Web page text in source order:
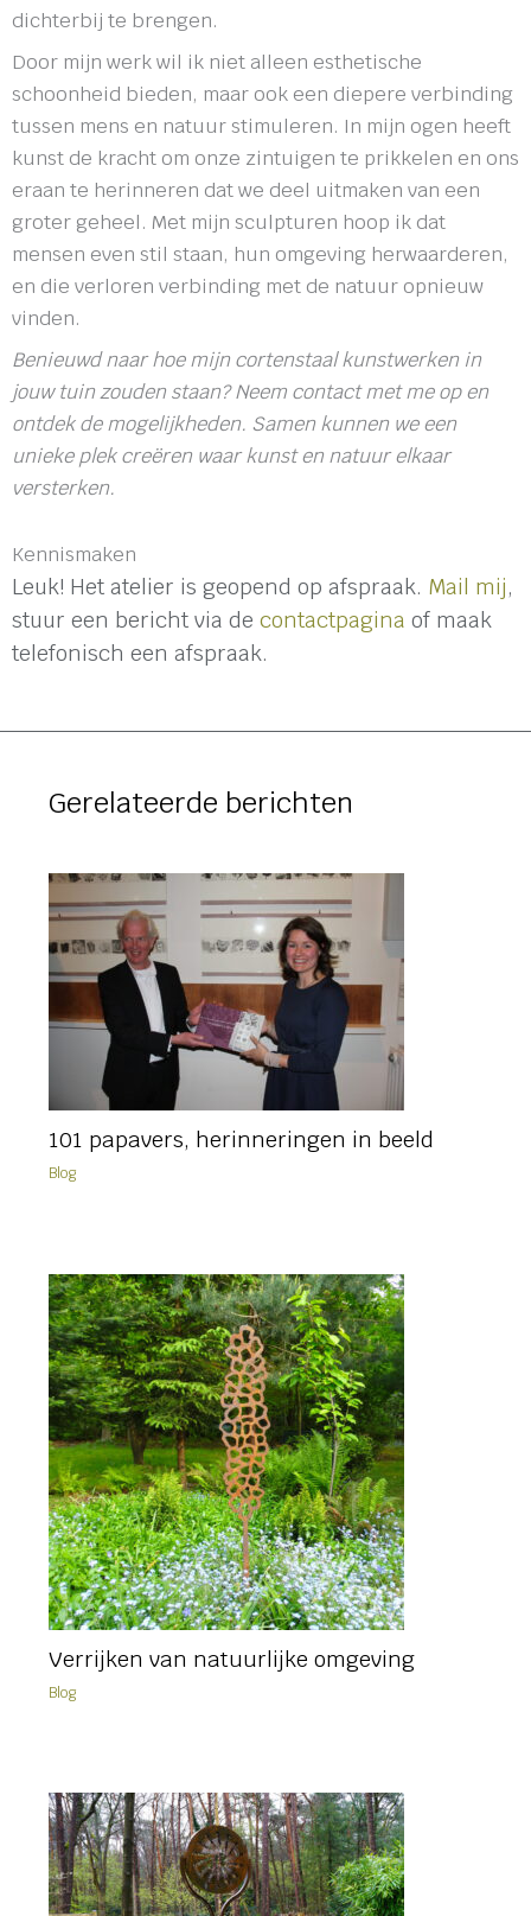
dichterbij te brengen.
Door mijn werk wil ik niet alleen esthetische
schoonheid bieden, maar ook een diepere verbinding
tussen mens en natuur stimuleren. In mijn ogen heeft
kunst de kracht om onze zintuigen te prikkelen en ons
eraan te herinneren dat we deel uitmaken van een
groter geheel. Met mijn sculpturen hoop ik dat
mensen even stil staan, hun omgeving herwaarderen,
en die verloren verbinding met de natuur opnieuw
vinden.
Benieuwd naar hoe mijn cortenstaal kunstwerken in
jouw tuin zouden staan? Neem contact met me op en
ontdek de mogelijkheden. Samen kunnen we een
unieke plek creëren waar kunst en natuur elkaar
versterken.
Kennismaken
Leuk! Het atelier is geopend op afspraak. Mail mij,
stuur een bericht via de contactpagina of maak
telefonisch een afspraak.
Gerelateerde berichten
101 papavers, herinneringen in beeld
Blog
Verrijken van natuurlijke omgeving
Blog